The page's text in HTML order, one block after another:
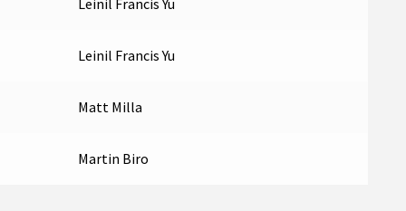
Leinil Francis Yu
Leinil Francis Yu
Matt Milla
Martin Biro